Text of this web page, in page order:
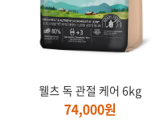
웰츠 독 관절 케어 6kg
74,000원